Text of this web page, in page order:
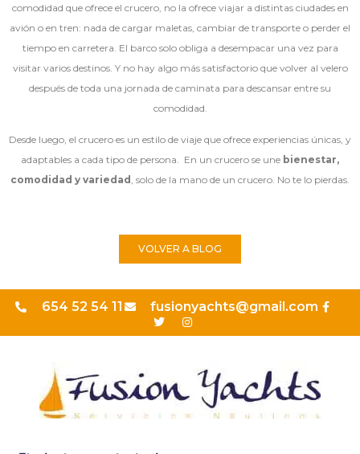
comodidad que ofrece el crucero, no la ofrece viajar a distintas ciudades en
avión o en tren: nada de cargar maletas, cambiar de transporte o perder el
tiempo en carretera. El barco solo obliga a desempacar una vez para
visitar varios destinos. Y no hay algo más satisfactorio que volver al velero
después de toda una jornada de caminata para descansar entre su
comodidad.
Desde luego, el crucero es un estilo de viaje que ofrece experiencias únicas, y
adaptables a cada tipo de persona. En un crucero se une bienestar,
comodidad y variedad , solo de la mano de un crucero. No te lo pierdas.
VOLVER A BLOG
654 52 54 11 fusionyachts@gmail.com